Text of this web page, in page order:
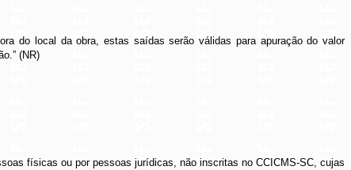
do local da obra, estas saídas serão válidas para apuração do valor
” (NR)
físicas ou por pessoas jurídicas, não inscritas no CCICMS-SC, cujas